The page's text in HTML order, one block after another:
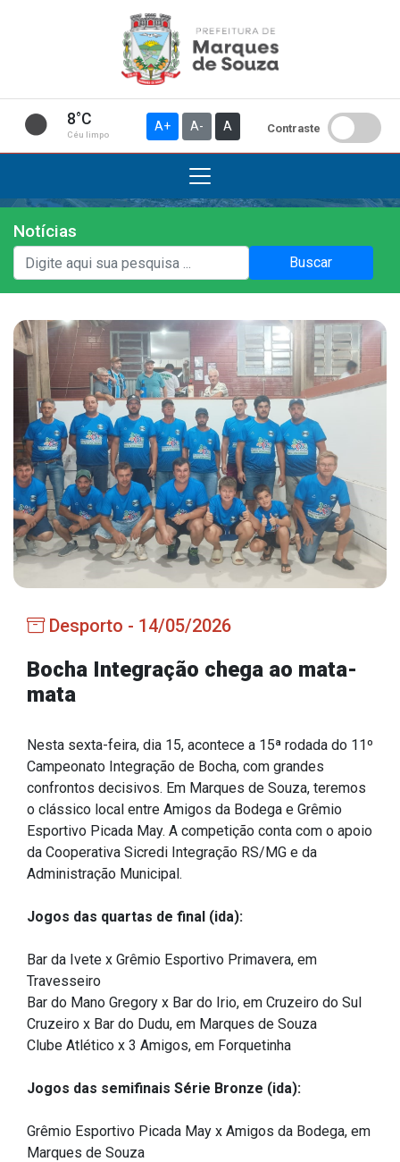
8°C
Céu limpo
A+ A- A Contraste
Institucional
A Prefeitura
Gabinete do Vice-prefeito
História do Município
Símbolos Oficiais
Estrutura Organizacional
Secretarias
Administração
Agricultura e Meio Ambiente
Educação, Cultura, Desporto e Turismo
Obras
Saúde
Serviços
IPTU 2026
Nota Fiscal Eletrônica
Ouvidoria
Portal do Cidadão
Publicações
Diário Oficial (Até 30/04)
Processo Seletivo
Notícias
Buscar
Desporto - 14/05/2026
Bocha Integração chega ao mata-
mata
Nesta sexta-feira, dia 15, acontece a 15ª rodada do 11º
Campeonato Integração de Bocha, com grandes
confrontos decisivos. Em Marques de Souza, teremos
o clássico local entre Amigos da Bodega e Grêmio
Esportivo Picada May. A competição conta com o apoio
da Cooperativa Sicredi Integração RS/MG e da
Administração Municipal.
Jogos das quartas de final (ida):
Bar da Ivete x Grêmio Esportivo Primavera, em
Travesseiro
Bar do Mano Gregory x Bar do Irio, em Cruzeiro do Sul
Cruzeiro x Bar do Dudu, em Marques de Souza
Clube Atlético x 3 Amigos, em Forquetinha
Jogos das semifinais Série Bronze (ida):
Grêmio Esportivo Picada May x Amigos da Bodega, em
Marques de Souza